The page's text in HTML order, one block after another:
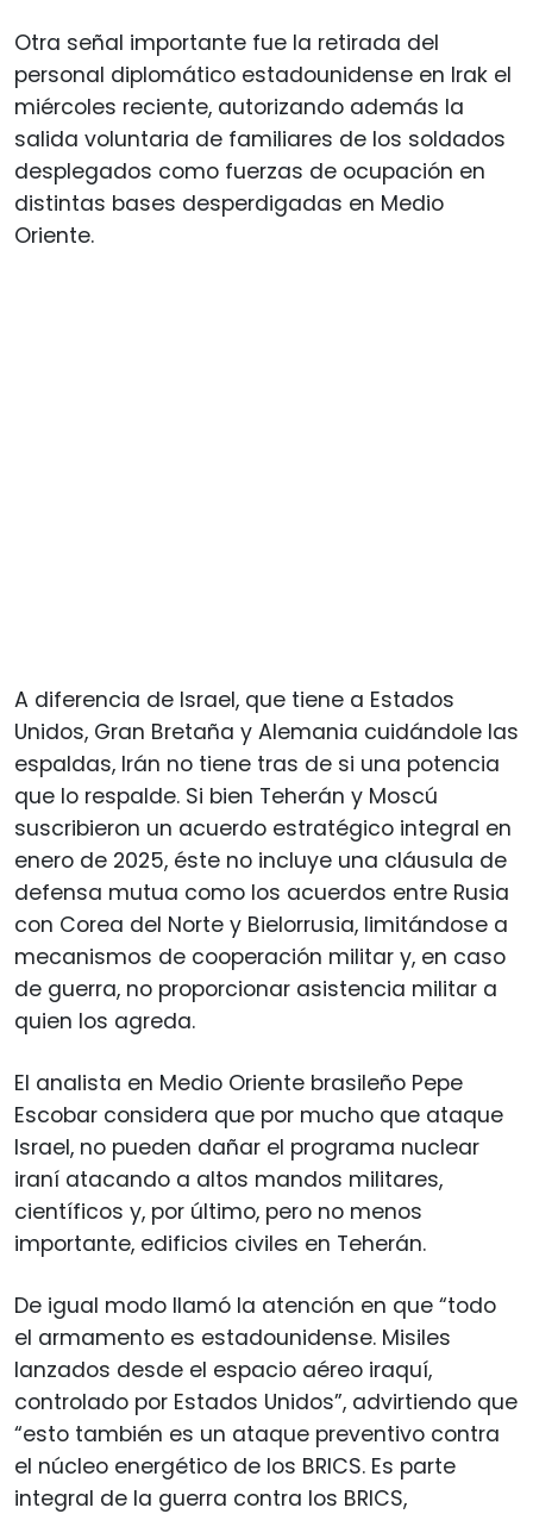
Otra señal importante fue la retirada del
personal diplomático estadounidense en Irak el
miércoles reciente, autorizando además la
salida voluntaria de familiares de los soldados
desplegados como fuerzas de ocupación en
distintas bases desperdigadas en Medio
Oriente.
A diferencia de Israel, que tiene a Estados
Unidos, Gran Bretaña y Alemania cuidándole las
espaldas, Irán no tiene tras de si una potencia
que lo respalde. Si bien Teherán y Moscú
suscribieron un acuerdo estratégico integral en
enero de 2025, éste no incluye una cláusula de
defensa mutua como los acuerdos entre Rusia
con Corea del Norte y Bielorrusia, limitándose a
mecanismos de cooperación militar y, en caso
de guerra, no proporcionar asistencia militar a
quien los agreda.
El analista en Medio Oriente brasileño Pepe
Escobar considera que por mucho que ataque
Israel, no pueden dañar el programa nuclear
iraní atacando a altos mandos militares,
científicos y, por último, pero no menos
importante, edificios civiles en Teherán.
De igual modo llamó la atención en que “todo
el armamento es estadounidense. Misiles
lanzados desde el espacio aéreo iraquí,
controlado por Estados Unidos”, advirtiendo que
“esto también es un ataque preventivo contra
el núcleo energético de los BRICS. Es parte
integral de la guerra contra los BRICS,